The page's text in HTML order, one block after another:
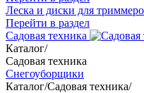
Леска и диски для
Перейти в раздел
Садовая техника
Каталог/
Садовая техника
Снегоуборщики
Каталог/Садовая техника/